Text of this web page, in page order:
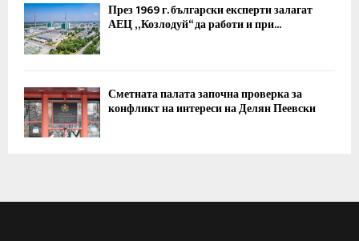
През 1969 г. български експерти залагат
АЕЦ „Козлодуй“ да работи и при...
Сметната палата започна проверка за
конфликт на интереси на Делян Пеевски